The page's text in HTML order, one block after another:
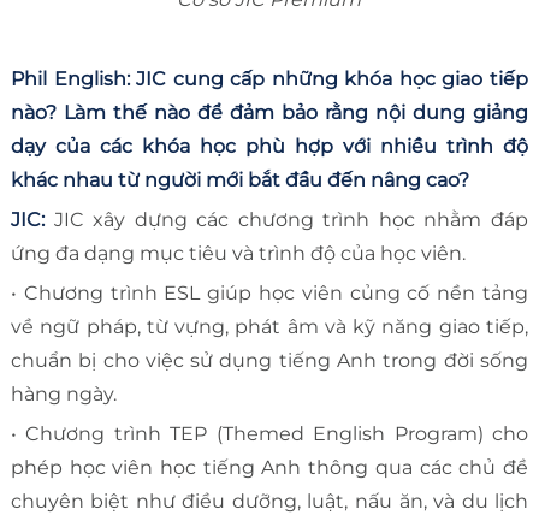
Phil English: JIC cung cấp những khóa học giao tiếp
nào? Làm thế nào để đảm bảo rằng nội dung giảng
dạy của các khóa học phù hợp với nhiều trình độ
khác nhau từ người mới bắt đầu đến nâng cao?
JIC: JIC xây dựng các chương trình học nhằm đáp
ứng đa dạng mục tiêu và trình độ của học viên.
• Chương trình ESL giúp học viên củng cố nền tảng
về ngữ pháp, từ vựng, phát âm và kỹ năng giao tiếp,
chuẩn bị cho việc sử dụng tiếng Anh trong đời sống
hàng ngày.
• Chương trình TEP (Themed English Program) cho
phép học viên học tiếng Anh thông qua các chủ đề
chuyên biệt như điều dưỡng, luật, nấu ăn, và du lịch